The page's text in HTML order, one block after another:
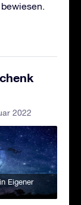
2022
Eigener